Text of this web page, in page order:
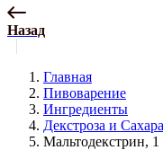
Назад
Главная
Пивоварение
Ингредиенты
Декстроза и Сахара
Мальтодекстрин, 1